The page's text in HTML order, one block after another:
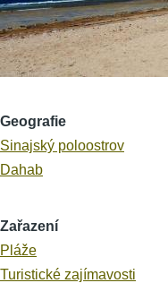
Geografie
Sinajský poloostrov
Dahab
Zařazení
Pláže
Turistické zajímavosti